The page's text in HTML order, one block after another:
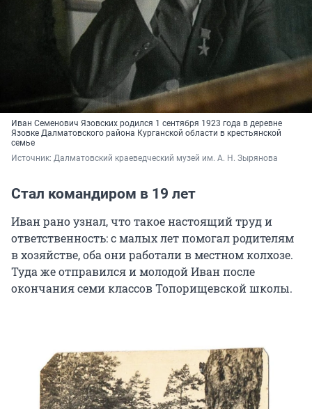
Иван Семенович Язовских родился 1 сентября 1923 года в деревне
Язовке Далматовского района Курганской области в крестьянской
семье
Источник: Далматовский краеведческий музей им. А. Н. Зырянова
Стал командиром в 19 лет
Иван рано узнал, что такое настоящий труд и
ответственность: с малых лет помогал родителям
в хозяйстве, оба они работали в местном колхозе.
Туда же отправился и молодой Иван после
окончания семи классов Топорищевской школы.